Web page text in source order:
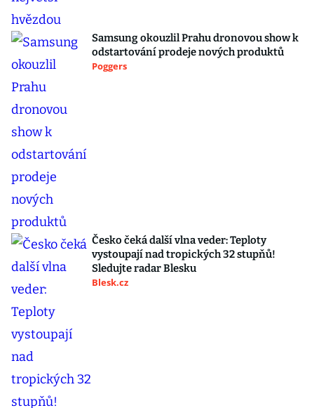
Samsung okouzlil Prahu dronovou show k
odstartování prodeje nových produktů
Poggers
Česko čeká další vlna veder: Teploty
vystoupají nad tropických 32 stupňů!
Sledujte radar Blesku
Blesk.cz